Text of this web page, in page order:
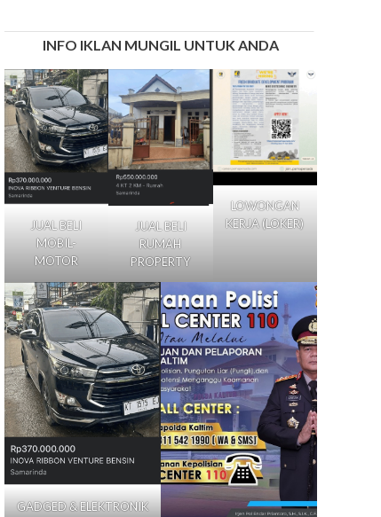
INFO IKLAN MUNGIL UNTUK ANDA
JUAL BELI
MOBIL-
MOTOR
JUAL BELI
RUMAH
PROPERTY
LOWONGAN
KERJA (LOKER)
GADGED & ELEKTRONIK